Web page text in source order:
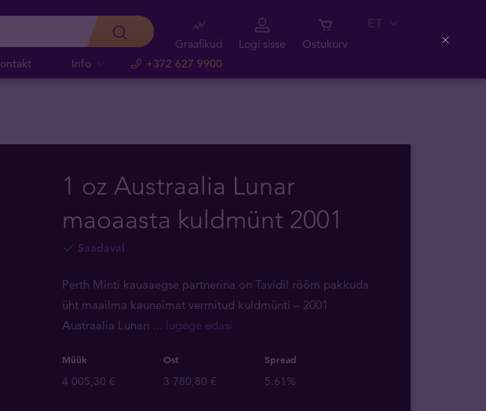
Info +372 627 9900
Graafikud Logi sisse Ostukorv
ET
1 oz Austraalia Lunar
maoaasta kuldmünt 2001
Saadaval
Perth Minti kauaaegse partnerina on Tavidil rõõm pakkuda
üht maailma kauneimat vermitud kuldmünti ­– 2001
Austraalia Lunari ... lugege edasi
Müük Ost Spread
4 005,30 € 3 780,80 € 5.61%
Close